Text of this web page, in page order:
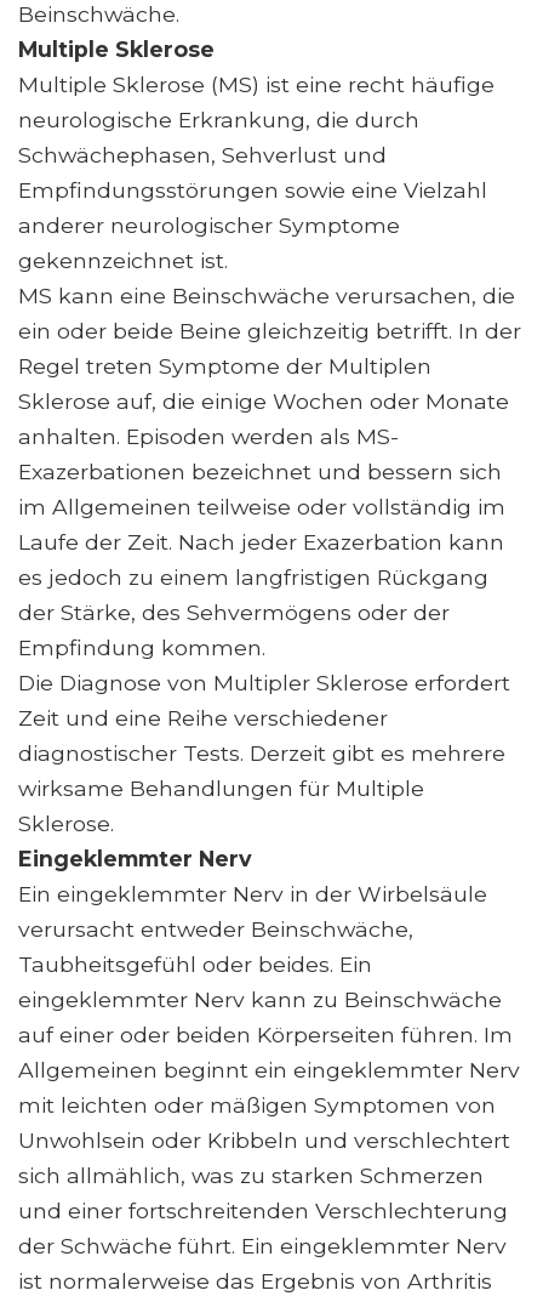
Beinschwäche.
Multiple Sklerose
Multiple Sklerose (MS) ist eine recht häufige
neurologische Erkrankung, die durch
Schwächephasen, Sehverlust und
Empfindungsstörungen sowie eine Vielzahl
anderer neurologischer Symptome
gekennzeichnet ist.
MS kann eine Beinschwäche verursachen, die
ein oder beide Beine gleichzeitig betrifft. In der
Regel treten Symptome der Multiplen
Sklerose auf, die einige Wochen oder Monate
anhalten. Episoden werden als MS-
Exazerbationen bezeichnet und bessern sich
im Allgemeinen teilweise oder vollständig im
Laufe der Zeit. Nach jeder Exazerbation kann
es jedoch zu einem langfristigen Rückgang
der Stärke, des Sehvermögens oder der
Empfindung kommen.
Die Diagnose von Multipler Sklerose erfordert
Zeit und eine Reihe verschiedener
diagnostischer Tests. Derzeit gibt es mehrere
wirksame Behandlungen für Multiple
Sklerose.
Eingeklemmter Nerv
Ein eingeklemmter Nerv in der Wirbelsäule
verursacht entweder Beinschwäche,
Taubheitsgefühl oder beides. Ein
eingeklemmter Nerv kann zu Beinschwäche
auf einer oder beiden Körperseiten führen. Im
Allgemeinen beginnt ein eingeklemmter Nerv
mit leichten oder mäßigen Symptomen von
Unwohlsein oder Kribbeln und verschlechtert
sich allmählich, was zu starken Schmerzen
und einer fortschreitenden Verschlechterung
der Schwäche führt. Ein eingeklemmter Nerv
ist normalerweise das Ergebnis von Arthritis